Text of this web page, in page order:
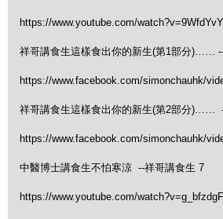
https://www.youtube.com/
祥哥講食生這樣食出你的新生(第1部分)……
https://www.facebook.com/simonchauhk/
祥哥講食生這樣食出你的新生(第2部分)……
https://www.facebook.com/simonchauhk/
中醫博士講食生不怕寒涼 --祥哥講食生 7
https://www.youtube.com/